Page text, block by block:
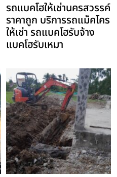
รถแบคโฮให้เช่านครสวรรค์
ราคาถูก บริการรถแม็คโคร
ให้เช่า รถแบคโฮรับจ้าง
แบคโฮรับเหมา